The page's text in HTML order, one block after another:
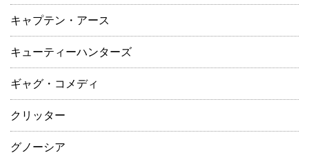
キャプテン・アース
キューティーハンターズ
ギャグ・コメディ
クリッター
グノーシア